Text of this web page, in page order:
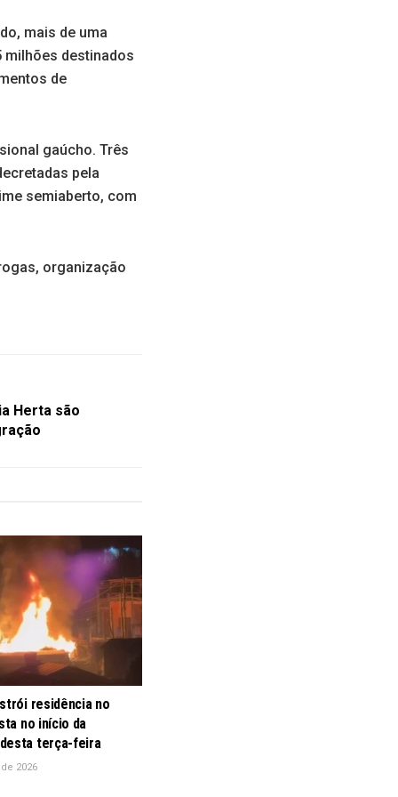
mais de uma
milhões destinados
de
gaúcho. Três
pela
semiaberto, com
organização
Herta são
residência no
no início da
terça-feira
2026